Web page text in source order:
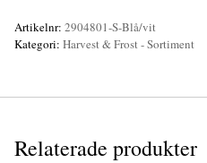
Artikelnr: 2904801-S-Blå/vit
Kategori: Harvest & Frost - Sortiment
Relaterade produkter